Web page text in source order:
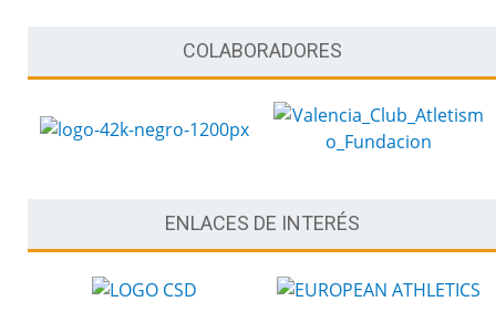
COLABORADORES
ENLACES DE INTERÉS